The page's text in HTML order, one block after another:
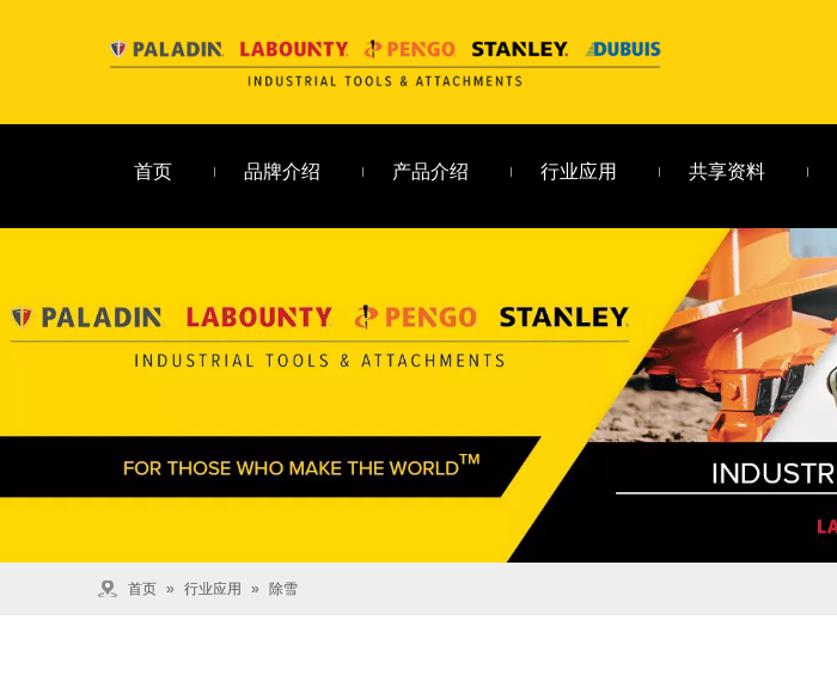
首页 品牌介绍 产品介绍 行业应用 共享资料
首页 » 行业应用 » 除雪